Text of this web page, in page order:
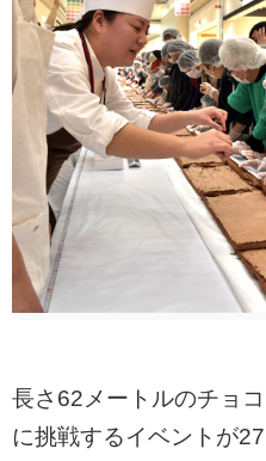
長さ62メートルのチョ
に挑戦するイベントが